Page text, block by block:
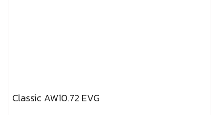
Classic AW10.72 EVG